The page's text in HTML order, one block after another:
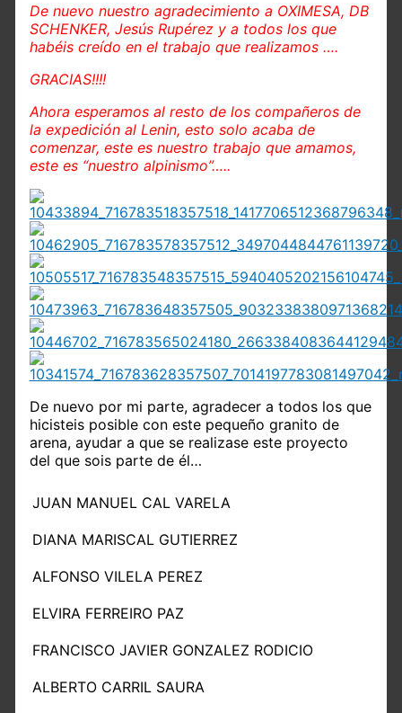
De nuevo nuestro agradecimiento a OXIMESA, DB
SCHENKER, Jesús Rupérez y a todos los que
habéis creído en el trabajo que realizamos ….
GRACIAS!!!!
Ahora esperamos al resto de los compañeros de
la expedición al Lenin, esto solo acaba de
comenzar, este es nuestro trabajo que amamos,
este es “nuestro alpinismo”…..
De nuevo por mi parte, agradecer a todos los que
hicisteis posible con este pequeño granito de
arena, ayudar a que se realizase este proyecto
del que sois parte de él…
JUAN MANUEL CAL VARELA
DIANA MARISCAL GUTIERREZ
ALFONSO VILELA PEREZ
ELVIRA FERREIRO PAZ
FRANCISCO JAVIER GONZALEZ RODICIO
ALBERTO CARRIL SAURA